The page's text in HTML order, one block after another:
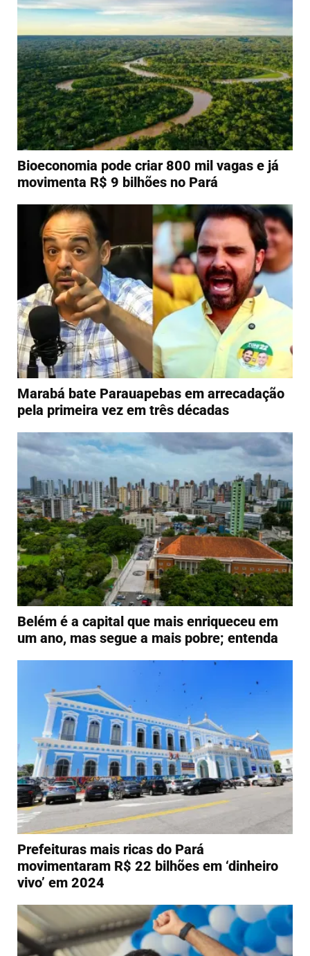
Bioeconomia pode criar 800 mil vagas e já
movimenta R$ 9 bilhões no Pará
Marabá bate Parauapebas em arrecadação
pela primeira vez em três décadas
Belém é a capital que mais enriqueceu em
um ano, mas segue a mais pobre; entenda
Prefeituras mais ricas do Pará
movimentaram R$ 22 bilhões em ‘dinheiro
vivo’ em 2024